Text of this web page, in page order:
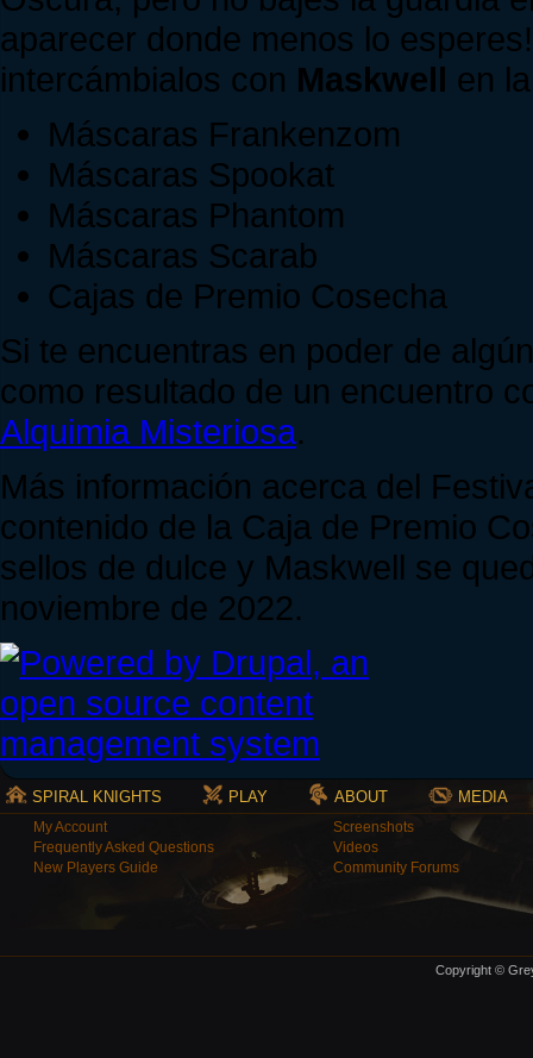
aparecer donde menos lo
intercámbialos con Maskwell en
Máscaras Frankenzom
Máscaras Spookat
Máscaras Phantom
Máscaras Scarab
Cajas de Premio Cosecha
Si te encuentras en poder de
como resultado de un encuentro
Alquimia Misteriosa.
Más información acerca del
contenido de la Caja de Premio
sellos de dulce y Maskwell se
noviembre de 2022.
SPIRAL KNIGHTS PLAY ABOUT MEDIA
My Account
Frequently Asked Questions
New Players Guide
Screenshots
Videos
Community Forums
Copyright ©